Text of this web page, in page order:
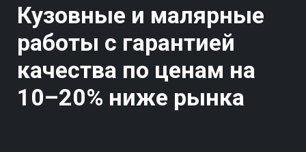
Кузовные и малярные
работы с гарантией
качества по ценам на
10–20% ниже рынка